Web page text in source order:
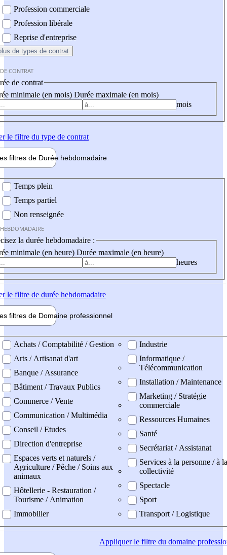
Profession commerciale
Profession libérale
Reprise d'entreprise
de types de contrat
CONTRAT
de contrat
minimale (en mois) Durée maximale (en mois)
mois
le filtre du type de contrat
filtres de Durée hebdomadaire
Temps plein
Temps partiel
Non renseignée
la durée hebdomadaire :
minimale (en heure) Durée maximale (en heure)
heures
le filtre de durée hebdomadaire
filtres de Domaine professionnel
professionel
Achats / Comptabilité / Gestion
Arts / Artisanat d'art
Banque / Assurance
Bâtiment / Travaux Publics
Commerce / Vente
Communication / Multimédia
Conseil / Etudes
Direction d'entreprise
Espaces verts et naturels /
Agriculture / Pêche / Soins aux
animaux
Hôtellerie - Restauration /
Tourisme / Animation
Immobilier
Industrie
Informatique /
Télécommunication
Installation / Maintenance
Marketing / Stratégie
commerciale
Ressources Humaines
Santé
Secrétariat / Assistanat
Services à la personne / à la
collectivité
Spectacle
Sport
Transport / Logistique
Appliquerle filtre du domaine